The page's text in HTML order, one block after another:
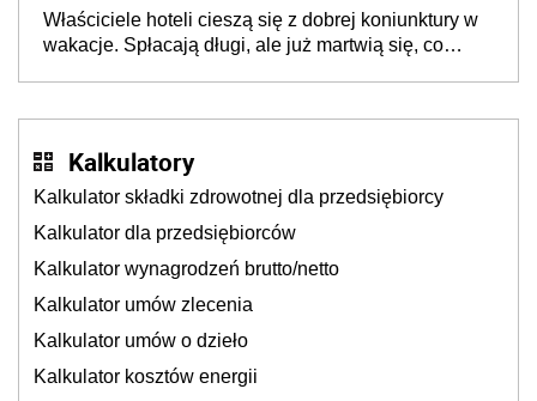
cichu
Właściciele hoteli cieszą się z dobrej koniunktury w
wakacje. Spłacają długi, ale już martwią się, co
Kalkulatory
Kalkulator składki zdrowotnej dla przedsiębiorcy
Kalkulator dla przedsiębiorców
Kalkulator wynagrodzeń brutto/netto
Kalkulator umów zlecenia
Kalkulator umów o dzieło
Kalkulator kosztów energii